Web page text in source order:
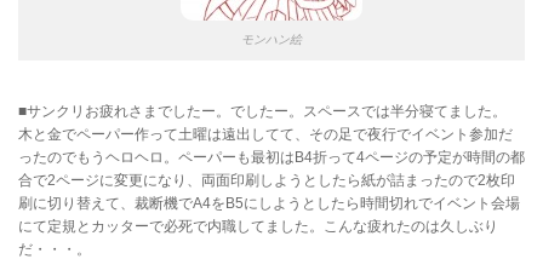
モンハン絵
■サンクリお疲れさまでしたー。でしたー。スペースでは半分寝てました。
木と金でペーパー作って土曜は遠出してて、その足で夜行でイベント参加だ
ったのでもうヘロヘロ。ペーパーも最初はB4折って4ページの予定が時間の都
合で2ページに変更になり、両面印刷しようとしたら紙が詰まったので2枚印
刷に切り替えて、裁断機でA4をB5にしようとしたら時間切れでイベント会場
にて定規とカッターで必死で内職してました。こんな疲れたのは久しぶり
だ・・・。